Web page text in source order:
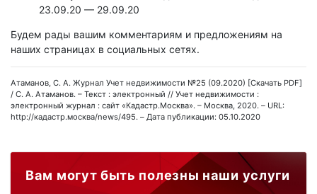
23.09.20 — 29.09.20
Будем рады вашим комментариям и предложениям на
наших страницах в социальных сетях.
Атаманов, С. А. Журнал Учет недвижимости №25 (09.2020) [Скачать PDF]
/ С. А. Атаманов. – Текст : электронный // Учет недвижимости :
электронный журнал : сайт «Кадастр.Москва». – Москва, 2020. – URL:
http://кадастр.москва/news/495. – Дата публикации: 05.10.2020
Вам могут быть полезны наши услуги